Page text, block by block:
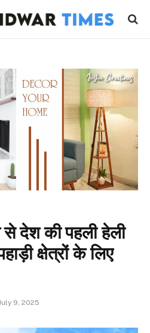
देश की पहली हेली
क्षेत्रों के लिए
9, 2025